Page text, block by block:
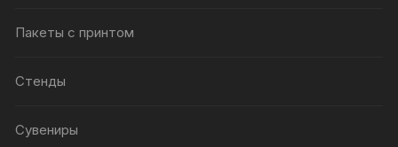
Пакеты с принтом
Стенды
Сувениры